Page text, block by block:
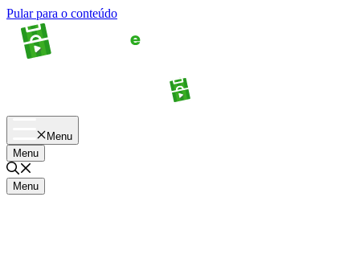
Pular para o conteúdo
Menu
Menu
Menu